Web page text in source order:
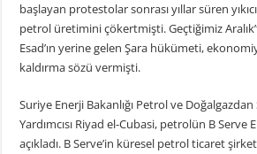
başlayan protestolar sonrası yıllar süren
petrol üretimini çökertmişti. Geçtiğimiz
Esad’ın yerine gelen Şara hükümeti,
kaldırma sözü vermişti.
Suriye Enerji Bakanlığı Petrol ve
Yardımcısı Riyad el-Cubasi, petrolün B Serve
açıkladı. B Serve’in küresel petrol ticaret